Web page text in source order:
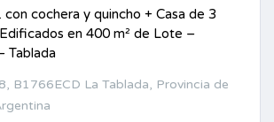
con cochera y quincho + Casa de 3
en 400 m² de Lote –
Tablada
B1766ECD La Tablada, Provincia de